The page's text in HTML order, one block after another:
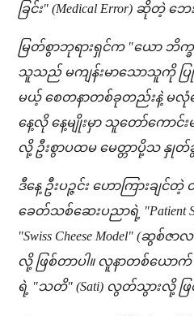
ခြင်း" (Medical Error) ဆိုတဲ့
မြတ်စွာဘုရားရှင်က "ယော ဘိက္
သူသည် မကျန်းမာသောသူကို ပြု
မယ့် စေတနာတစ်ခုတည်းနဲ့ မလုံလေ
နေ့လို နေ့မျိုးမှာ သူတော်ကောင်း
လို့ ဦးစွာပထမ မေတ္တာပို့သ
ဒီနေ့ ဦးပဉ္ဇင်း ဟောကြားချ
ခေတ်သစ်ဆေးပညာရဲ့ "Patient
"Swiss Cheese Model"
လို့ ဖြစ်တာပါ။ လူနာတစ်ယောက်
ရဲ့ "သတိ" (Sati) လွတ်သွားလို့ ဖြစ်